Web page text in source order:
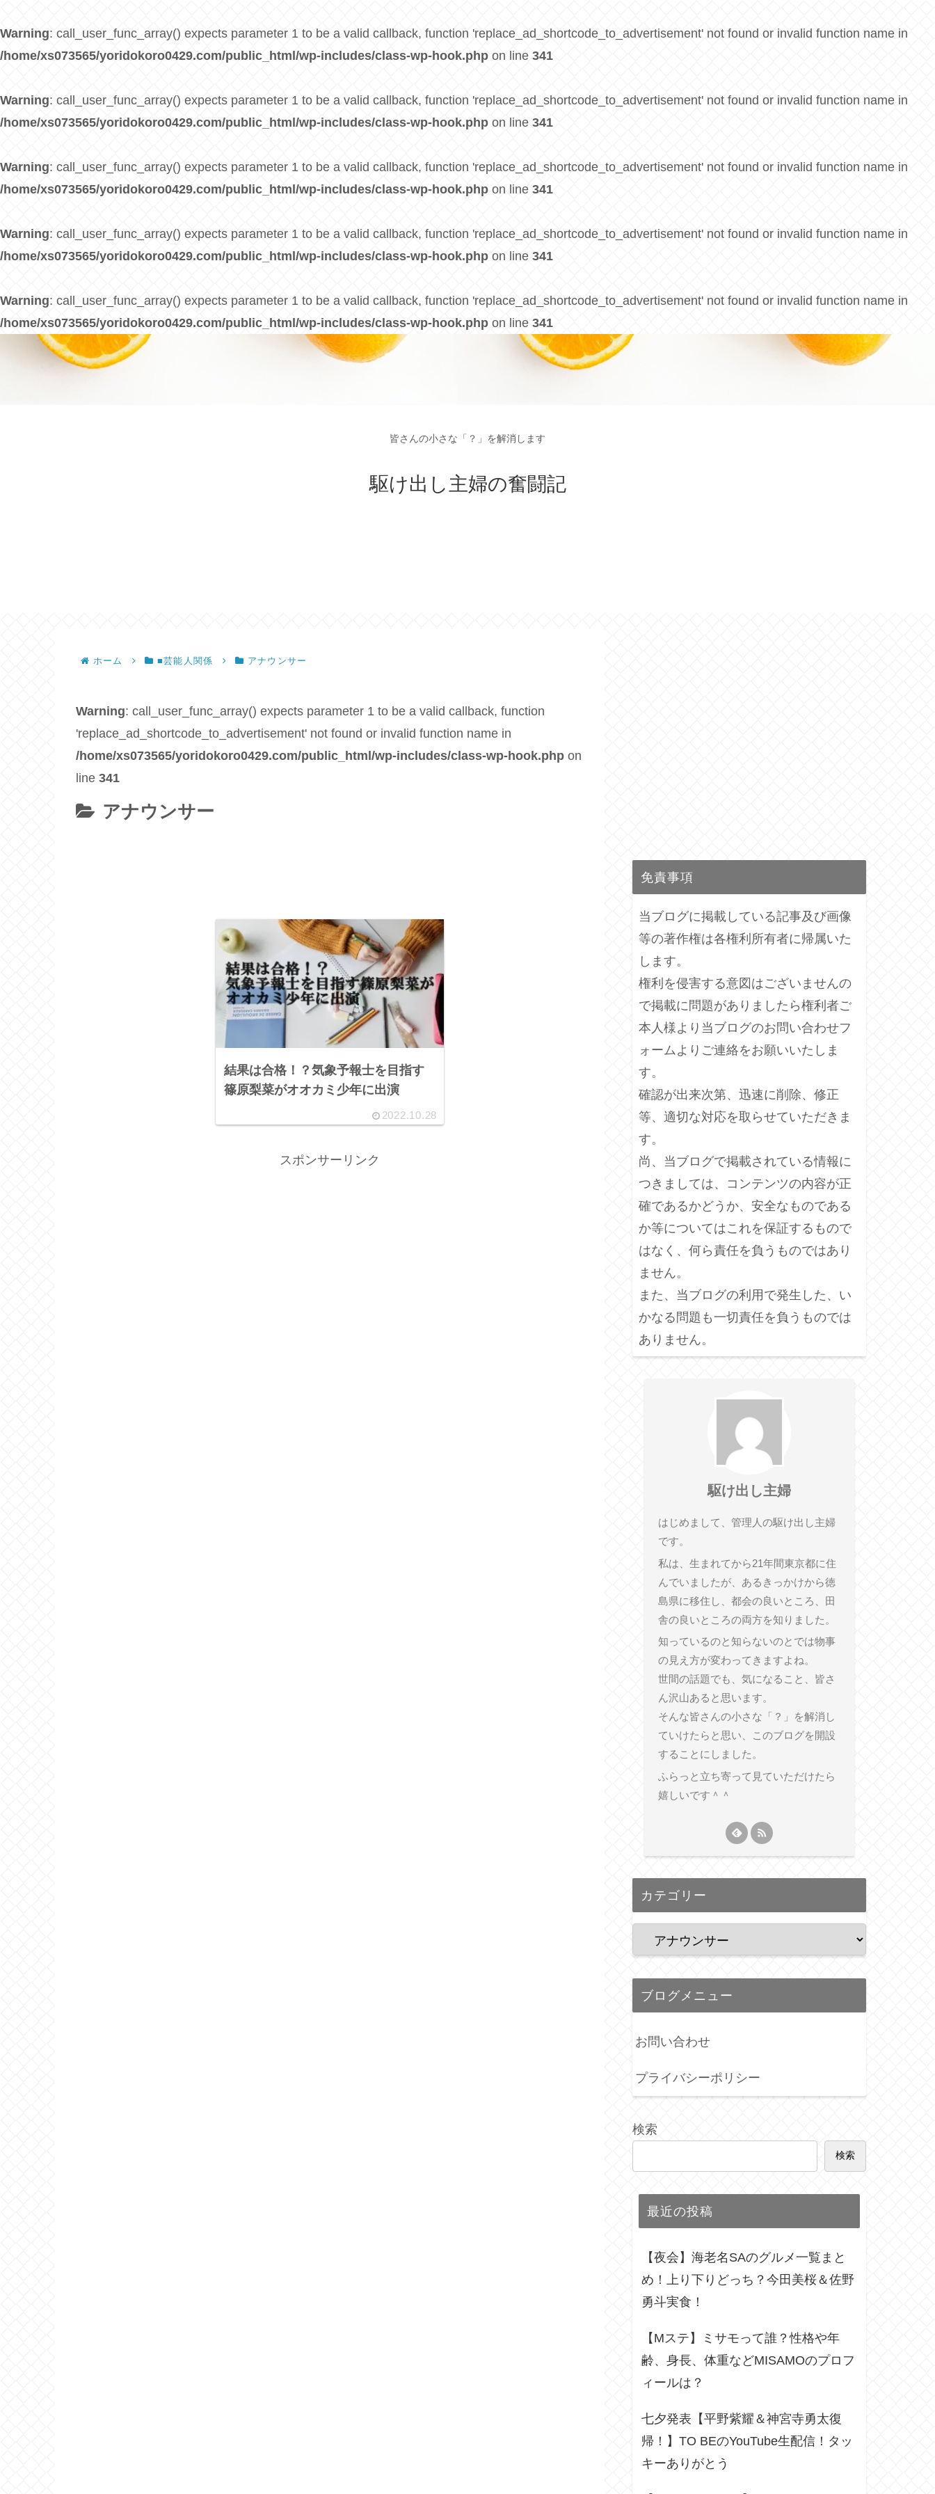
Warning: call_user_func_array() expects parameter 1 to be a valid callback, function 'replace_ad_shortcode_to_advertisement' not found or invalid function name in
/home/xs073565/yoridokoro0429.com/public_html/wp-includes/class-wp-hook.php on line 341
Warning: call_user_func_array() expects parameter 1 to be a valid callback, function 'replace_ad_shortcode_to_advertisement' not found or invalid function name in
/home/xs073565/yoridokoro0429.com/public_html/wp-includes/class-wp-hook.php on line 341
Warning: call_user_func_array() expects parameter 1 to be a valid callback, function 'replace_ad_shortcode_to_advertisement' not found or invalid function name in
/home/xs073565/yoridokoro0429.com/public_html/wp-includes/class-wp-hook.php on line 341
Warning: call_user_func_array() expects parameter 1 to be a valid callback, function 'replace_ad_shortcode_to_advertisement' not found or invalid function name in
/home/xs073565/yoridokoro0429.com/public_html/wp-includes/class-wp-hook.php on line 341
Warning: call_user_func_array() expects parameter 1 to be a valid callback, function 'replace_ad_shortcode_to_advertisement' not found or invalid function name in
/home/xs073565/yoridokoro0429.com/public_html/wp-includes/class-wp-hook.php on line 341
皆さんの小さな「？」を解消します
駆け出し主婦の奮闘記
ホーム ■芸能人関係 アナウンサー
Warning: call_user_func_array() expects parameter 1 to be a valid callback, function
'replace_ad_shortcode_to_advertisement' not found or invalid function name in
/home/xs073565/yoridokoro0429.com/public_html/wp-includes/class-wp-hook.php on
line 341
アナウンサー
結果は合格！？気象予報士を目指す
篠原梨菜がオオカミ少年に出演
2022.10.28
スポンサーリンク
免責事項
当ブログに掲載している記事及び画像
等の著作権は各権利所有者に帰属いた
します。
権利を侵害する意図はございませんの
で掲載に問題がありましたら権利者ご
本人様より当ブログのお問い合わせフ
ォームよりご連絡をお願いいたしま
す。
確認が出来次第、迅速に削除、修正
等、適切な対応を取らせていただきま
す。
尚、当ブログで掲載されている情報に
つきましては、コンテンツの内容が正
確であるかどうか、安全なものである
か等についてはこれを保証するもので
はなく、何ら責任を負うものではあり
ません。
また、当ブログの利用で発生した、い
かなる問題も一切責任を負うものでは
ありません。
駆け出し主婦
はじめまして、管理人の駆け出し主婦
です。
私は、生まれてから21年間東京都に住
んでいましたが、あるきっかけから徳
島県に移住し、都会の良いところ、田
舎の良いところの両方を知りました。
知っているのと知らないのとでは物事
の見え方が変わってきますよね。
世間の話題でも、気になること、皆さ
ん沢山あると思います。
そんな皆さんの小さな「？」を解消し
ていけたらと思い、このブログを開設
することにしました。
ふらっと立ち寄って見ていただけたら
嬉しいです＾＾
カテゴリー
ブログメニュー
お問い合わせ
プライバシーポリシー
検索
検索
最近の投稿
【夜会】海老名SAのグルメ一覧まと
め！上り下りどっち？今田美桜＆佐野
勇斗実食！
【Mステ】ミサモって誰？性格や年
齢、身長、体重などMISAMOのプロフ
ィールは？
七夕発表【平野紫耀＆神宮寺勇太復
帰！】TO BEのYouTube生配信！タッ
キーありがとう